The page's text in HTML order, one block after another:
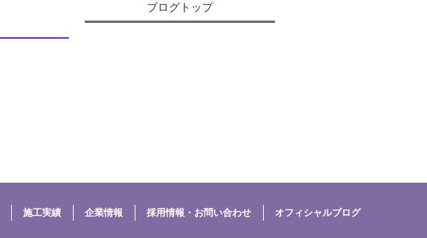
ブログトップ
施工実績 企業情報 採用情報・お問い合わせ オフィシャルブログ